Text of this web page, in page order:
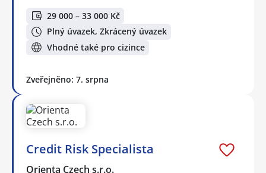
29 000 – 33 000 Kč
Plný úvazek, Zkrácený úvazek
Vhodné také pro cizince
Zveřejněno: 7. srpna
Credit Risk Specialista
Orienta Czech s.r.o.